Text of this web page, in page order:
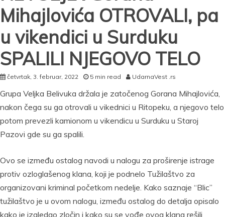
Mihajlovića OTROVALI, pa
u vikendici u Surduku
SPALILI NJEGOVO TELO
četvrtak, 3. februar, 2022 5 min read UdarnaVest .rs
Grupa Veljka Belivuka držala je zatočenog Gorana Mihajlovića,
nakon čega su ga otrovali u vikednici u Ritopeku, a njegovo telo
potom prevezli kamionom u vikendicu u Surduku u Staroj
Pazovi gde su ga spalili.
Ovo se između ostalog navodi u nalogu za proširenje istrage
protiv ozloglašenog klana, koji je podnelo Tužilaštvo za
organizovani kriminal početkom nedelje. Kako saznaje “Blic”
tužilaštvo je u ovom nalogu, između ostalog do detalja opisalo
kako je izgledao zločin i kako su se vođe ovog klana rešili